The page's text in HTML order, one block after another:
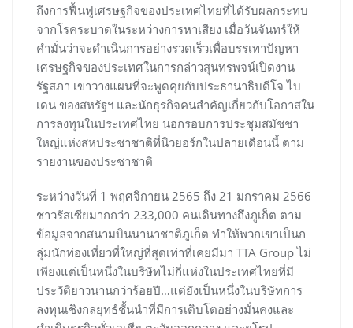
ถึงการฟื้นฟูเศรษฐกิจของประเทศไทยที่ได้รับผลกระทบ
จากโรคระบาดในระหว่างการหาเสียง เมื่อวันจันทร์ให้
คำมั่นว่าจะดำเนินการอย่างรวดเร็วเพื่อบรรเทาปัญหา
เศรษฐกิจของประเทศในการกล่าวสุนทรพจน์เปิดงาน
รัฐสภา เขาวางแผนที่จะพูดคุยกับประธานาธิบดีโจ ไบ
เดน ของสหรัฐฯ และนักธุรกิจคนสำคัญเกี่ยวกับโอกาสใน
การลงทุนในประเทศไทย นอกรอบการประชุมสมัชชา
ใหญ่แห่งสหประชาชาติที่นิวยอร์กในปลายเดือนนี้ ตาม
รายงานของประชาชาติ
ระหว่างวันที่ 1 พฤศจิกายน 2565 ถึง 21 มกราคม 2566
ชาวรัสเซียมากกว่า 233,000 คนเดินทางถึงภูเก็ต ตาม
ข้อมูลจากสนามบินนานาชาติภูเก็ต ทำให้พวกเขาเป็นก
ลุ่มนักท่องเที่ยวที่ใหญ่ที่สุดเท่าที่เคยมีมา TTA Group ไม่
เพียงแต่เป็นหนึ่งในบริษัทไม่กี่แห่งในประเทศไทยที่มี
ประวัติยาวนานกว่าร้อยปี…แต่ยังเป็นหนึ่งในบริษัทการ
ลงทุนเชิงกลยุทธ์ชั้นนำที่มีการเติบโตอย่างมั่นคงและ